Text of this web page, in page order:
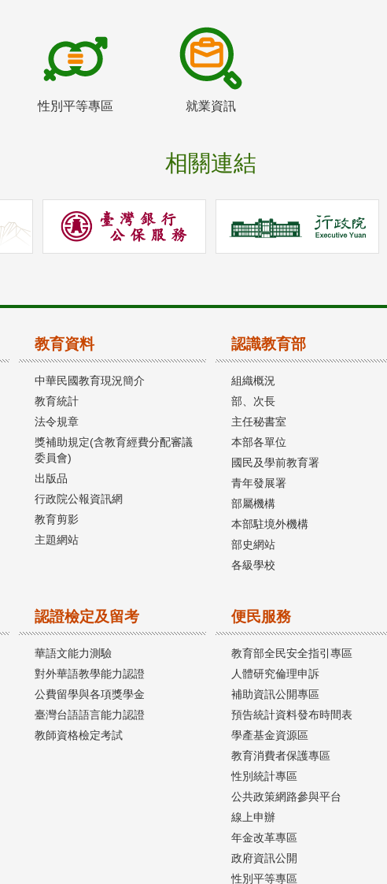
性別平等專區 就業資訊
相關連結
教育資料
中華民國教育現況簡介
教育統計
法令規章
獎補助規定(含教育經費分配審議
委員會)
出版品
行政院公報資訊網
教育剪影
主題網站
認識教育部
組織概況
部、次長
主任秘書室
本部各單位
國民及學前教育署
青年發展署
部屬機構
本部駐境外機構
部史網站
各級學校
認證檢定及留考
華語文能力測驗
對外華語教學能力認證
公費留學與各項獎學金
臺灣台語語言能力認證
教師資格檢定考試
便民服務
教育部全民安全指引專區
人體研究倫理申訴
補助資訊公開專區
預告統計資料發布時間表
學產基金資源區
教育消費者保護專區
性別統計專區
公共政策網路參與平台
線上申辦
年金改革專區
政府資訊公開
性別平等專區